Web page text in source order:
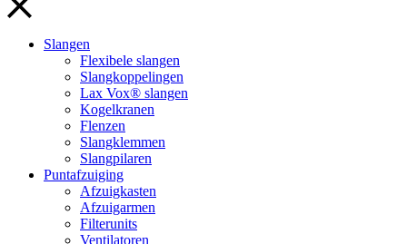
Slangen
Flexibele slangen
Slangkoppelingen
Lax Vox® slangen
Kogelkranen
Flenzen
Slangklemmen
Slangpilaren
Puntafzuiging
Afzuigkasten
Afzuigarmen
Filterunits
Ventilatoren